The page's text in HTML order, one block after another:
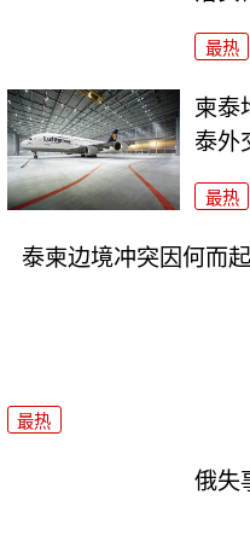
最热
柬泰
泰外
最热
泰柬边境冲突因何而
最热
俄失